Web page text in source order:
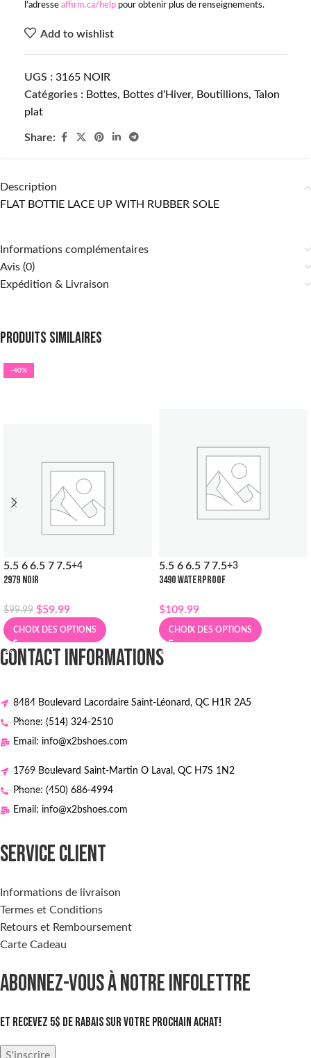
l'adresse affirm.ca/help pour obtenir plus de renseignements.
Add to wishlist
UGS : 3165 NOIR
Catégories : Bottes, Bottes d'Hiver, Boutillions, Talon
plat
Share:
Description
FLAT BOTTIE LACE UP WITH RUBBER SOLE
Informations complémentaires
Avis (0)
Expédition & Livraison
Produits similaires
-40%
5.5 6 6.5 7 7.5+4
2979 NOIR
$99.99 $59.99
CHOIX DES OPTIONS
5.5 6 6.5 7 7.5+3
3490 WATERPROOF
$109.99
CHOIX DES OPTIONS
CONTACT INFORMATIONS
8484 Boulevard Lacordaire Saint-Léonard, QC H1R 2A5
Phone: (514) 324-2510
Email: info@x2bshoes.com
1769 Boulevard Saint-Martin O Laval, QC H7S 1N2
Phone: (450) 686-4994
Email: info@x2bshoes.com
SERVICE CLIENT
Informations de livraison
Termes et Conditions
Retours et Remboursement
Carte Cadeau
ABONNEZ-VOUS À NOTRE INFOLETTRE
Et recevez 5$ de rabais sur votre prochain achat!
S'inscrire